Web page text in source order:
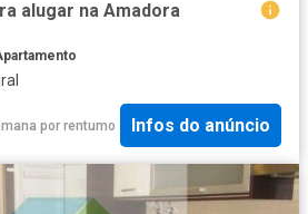
alugar na Amadora
por rentumo Infos do anúncio